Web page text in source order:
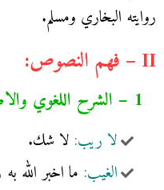
روايته البخاري ومسلم.
II – فهم النصوص:
1 – الشرح اللغوي والاصطلاحي:
لا ريب: لا شك.
الغيب: ما اخبر الله